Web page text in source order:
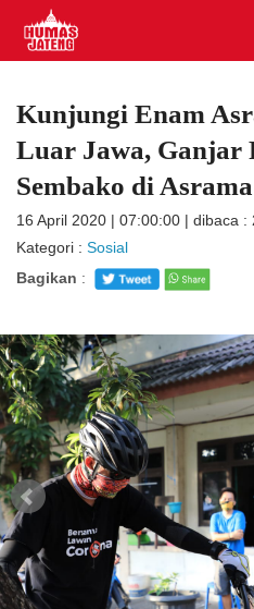
Kunjungi Enam
Luar Jawa, Ganjar
Sembako di
16 April 2020 | 07:00:00 | dibaca :
Kategori : Sosial
Bagikan :